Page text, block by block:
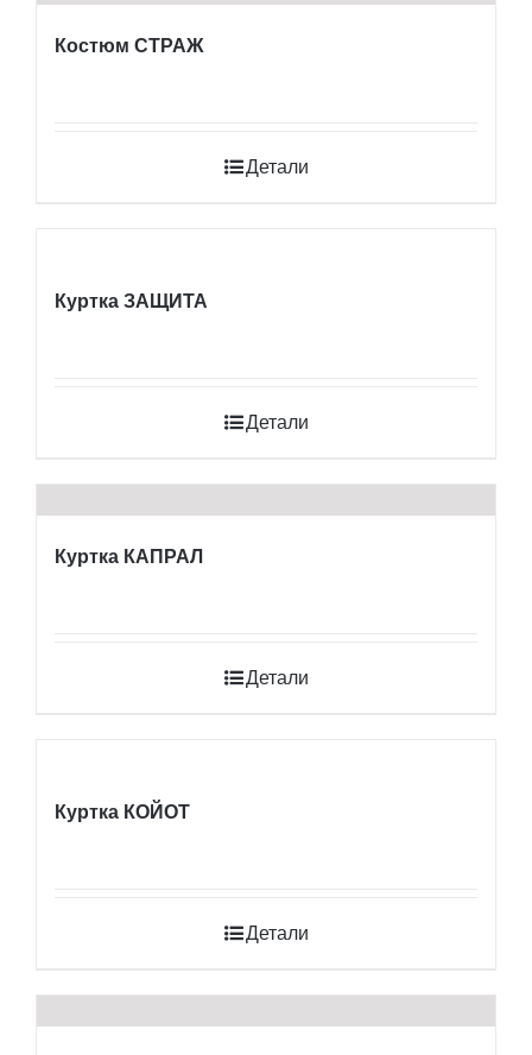
Костюм СТРАЖ
Детали
Куртка ЗАЩИТА
Детали
Куртка КАПРАЛ
Детали
Куртка КОЙОТ
Детали